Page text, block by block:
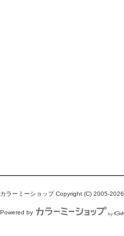
カラーミーショップCopyright (C) 2005-2026
Powered by